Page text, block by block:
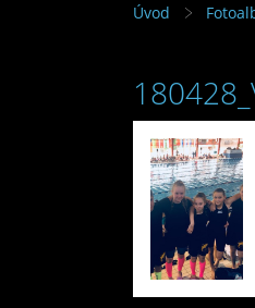
Úvod